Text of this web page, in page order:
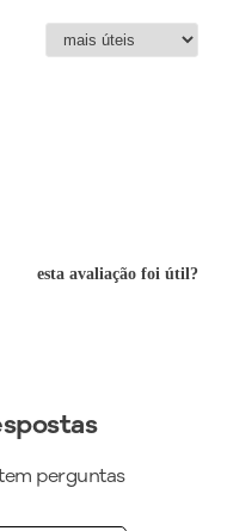
esta avaliação foi útil?
perguntas